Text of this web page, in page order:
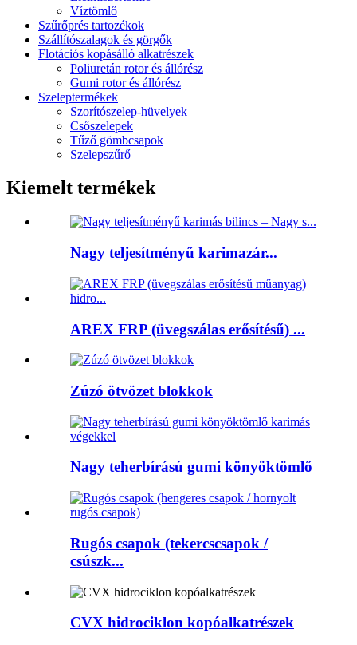
Víztömlő
Szűrőprés tartozékok
Szállítószalagok és görgők
Flotációs kopásálló alkatrészek
Poliuretán rotor és állórész
Gumi rotor és állórész
Szeleptermékek
Szorítószelep-hüvelyek
Csőszelepek
Tűző gömbcsapok
Szelepszűrő
Kiemelt termékek
Nagy teljesítményű karimazár...
AREX FRP (üvegszálas erősítésű) ...
Zúzó ötvözet blokkok
Nagy teherbírású gumi könyöktömlő
Rugós csapok (tekercscsapok /
csúszk...
CVX hidrociklon kopóalkatrészek